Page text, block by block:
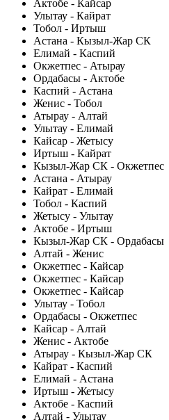
Актобе - Кайсар
Улытау - Кайрат
Тобол - Иртыш
Астана - Кызыл-Жар СК
Елимай - Каспий
Окжетпес - Атырау
Ордабасы - Актобе
Каспий - Астана
Женис - Тобол
Атырау - Алтай
Улытау - Елимай
Кайсар - Жетысу
Иртыш - Кайрат
Кызыл-Жар СК - Окжетпес
Астана - Атырау
Кайрат - Елимай
Тобол - Каспий
Жетысу - Улытау
Актобе - Иртыш
Кызыл-Жар СК - Ордабасы
Алтай - Женис
Окжетпес - Кайсар
Окжетпес - Кайсар
Окжетпес - Кайсар
Улытау - Тобол
Ордабасы - Окжетпес
Кайсар - Алтай
Женис - Актобе
Атырау - Кызыл-Жар СК
Кайрат - Каспий
Елимай - Астана
Иртыш - Жетысу
Актобе - Каспий
Алтай - Улытау